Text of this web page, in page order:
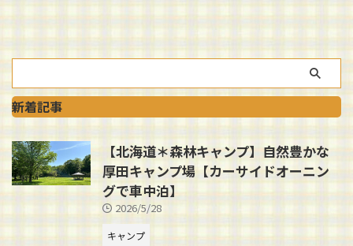
新着記事
【北海道＊森林キャンプ】自然豊かな
厚田キャンプ場【カーサイドオーニン
グで車中泊】
2026/5/28
キャンプ